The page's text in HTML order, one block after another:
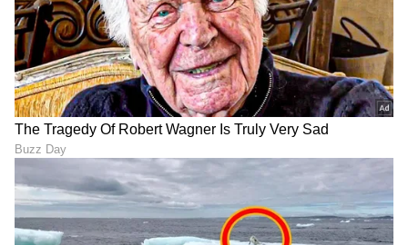
ಮೂಲತಃ ಮಂಗಳೂರಿನವಳು. ಮಂಗಳೂರು ವಿಶ್ವವಿದ್ಯಾನಿಲಯದ
ಪತ್ರಿಕೋದ್ಯಮದ ಸ್ನಾತಕೋತ್ತರ ಪದವಿ . ಕಳೆದ 12 ವರ್ಷಗಳಿಂದ
ಪತ್ರಿಕೆ ಹಾಗೂ ಡಿಜಿಟಲ್ ಮಾಧ್ಯಮಗಳಲ್ಲಿ ಕೆಲಸ . ಸುದ್ದಿ ಬಿಡುಗಡೆ,
ಗಲ್ಫ್ ಕನ್ನಡಿಗ, ಈ ಟಿವಿ ಭಾರತ್, ಕನ್ನಡ ನ್ಯೂಸ್ ನೌ,
ವಿಜಯಕರ್ನಾಟಕದಲ್ಲಿ ಕೆಲಸ ಮಾಡಿದ ಅನುಭವ. ಈಗ ಏಷ್ಯಾನೆಟ್
ಸುವರ್ಣದಲ್ಲಿ ಫ್ರೀಲಾನ್ಸರ್ . ಮನೋರಂಜನೆ, ಲೈಫ್ ಸ್ಟೈಲ್, ಟ್ರಾವೆಲ್
ಬರವಣಿಗೆ ಇಷ್ಟ.
ಸೋನು ಗೌಡ ನೇಹಾ ಗೌಡ ಮನರಂಜನಾ ಸುದ್ದಿ ಸ್ಯಾಂಡಲ್‌ವುಡ್
ಕನ್ನಡ ಸಿನಿಮಾ ( Kannada Cinema News ), ಟಿವಿ
ಕಾರ್ಯಕ್ರಮಗಳು (Kannada TV Shows ), ಸೆಲೆಬ್ರಿಟಿ
ಸುದ್ದಿಗಳು ಮತ್ತು ಇತ್ತೀಚಿನ ಸುದ್ದಿಗಳಿಗಾಗಿ ಏಷ್ಯಾನೆಟ್